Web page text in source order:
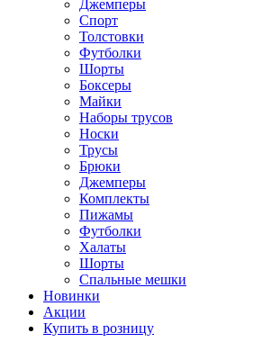
Джемперы
Спорт
Толстовки
Футболки
Шорты
Боксеры
Майки
Наборы трусов
Носки
Трусы
Брюки
Джемперы
Комплекты
Пижамы
Футболки
Халаты
Шорты
Спальные мешки
Новинки
Акции
Купить в розницу